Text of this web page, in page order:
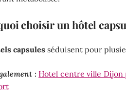
choisir un hôtel
capsules séduisent pour
: Hotel centre ville Dijon